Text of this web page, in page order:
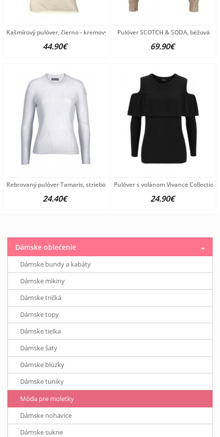
Kašmírový pulóver, čierno - kremový
44.90€
Pulóver SCOTCH & SODA, béžová
69.90€
Rebrovaný pulóver Tamaris, strieborno-sivý
24.40€
Pulóver s volánom Vivance
24.90€
Dámske oblečenie
Dámske bundy a kabáty
Dámske mikiny
Dámske tričká
Dámske topy
Dámske tielka
Dámske šaty
Dámske blúzky
Dámske tuniky
Móda pre moletky
Dámske nohavice
Dámske sukne